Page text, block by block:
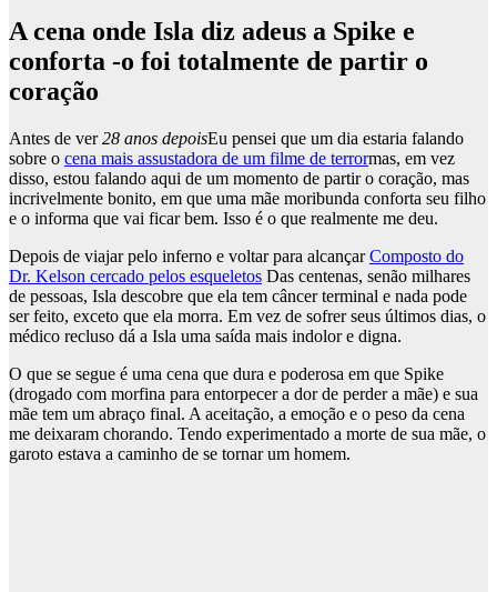
A cena onde Isla diz adeus a Spike e
conforta -o foi totalmente de partir o
coração
Antes de ver28 anos depoisEu pensei que um dia estaria falando
sobre o cena mais assustadora de um filme de terrormas, em vez
disso, estou falando aqui de um momento de partir o coração, mas
incrivelmente bonito, em que uma mãe moribunda conforta seu filho
e o informa que vai ficar bem. Isso é o que realmente me deu.
Depois de viajar pelo inferno e voltar para alcançarComposto do
Dr. Kelson cercado pelos esqueletos Das centenas, senão milhares
de pessoas, Isla descobre que ela tem câncer terminal e nada pode
ser feito, exceto que ela morra. Em vez de sofrer seus últimos dias, o
médico recluso dá a Isla uma saída mais indolor e digna.
O que se segue é uma cena que dura e poderosa em que Spike
(drogado com morfina para entorpecer a dor de perder a mãe) e sua
mãe tem um abraço final. A aceitação, a emoção e o peso da cena
me deixaram chorando. Tendo experimentado a morte de sua mãe, o
garoto estava a caminho de se tornar um homem.